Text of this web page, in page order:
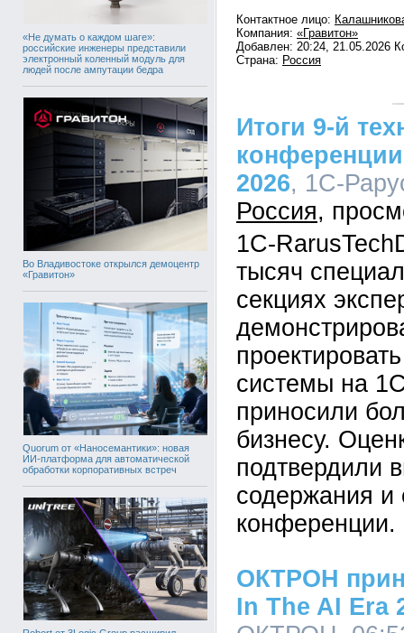
«Не думать о каждом шаге»:
российские инженеры представили
электронный коленный модуль для
людей после ампутации бедра
Во Владивостоке открылся демоцентр
«Гравитон»
Quorum от «Наносемантики»: новая
ИИ-платформа для автоматической
обработки корпоративных встреч
Контактное лицо:
Компания: «Гравитон»
Добавлен: 20:24, 21.05.2026
Страна: Россия
Итоги 9-й
2026, 1С-
Россия
1C-
тысяч
секциях
системы на
приносили
бизнесу.
подтвердили
содержания и
конференции.
ОКТРОН
In The AI Era